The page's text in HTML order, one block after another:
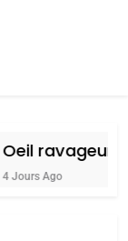
ravageur –
Ago